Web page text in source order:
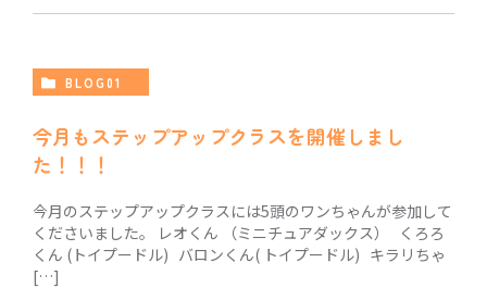
BLOG01
今月もステップアップクラスを開催しまし
た！！！
今月のステップアップクラスには5頭のワンちゃんが参加して
くださいました。 レオくん （ミニチュアダックス） くろろ
くん (トイプードル) バロンくん( トイプードル) キラリちゃ
[…]